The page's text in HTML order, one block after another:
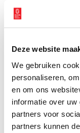
Deze website
We gebruiken
personaliseren,
en om ons
informatie over
partners voor
partners kunnen